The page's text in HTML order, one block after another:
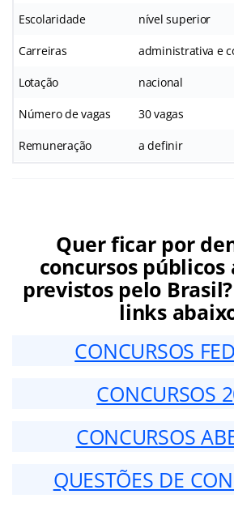
Escolaridade nível superior
Carreiras administrativa e
Lotação nacional
Número de vagas 30 vagas
Remuneração a definir
Quer ficar por
concursos públicos
previstos pelo
links
CONCURSOS
CONCURSOS
CONCURSOS
QUESTÕES DE